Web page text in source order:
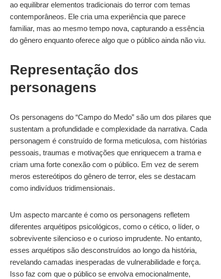
ao equilibrar elementos tradicionais do terror com temas
contemporâneos. Ele cria uma experiência que parece
familiar, mas ao mesmo tempo nova, capturando a essência
do gênero enquanto oferece algo que o público ainda não viu.
Representação dos
personagens
Os personagens do “Campo do Medo” são um dos pilares que
sustentam a profundidade e complexidade da narrativa. Cada
personagem é construído de forma meticulosa, com histórias
pessoais, traumas e motivações que enriquecem a trama e
criam uma forte conexão com o público. Em vez de serem
meros estereótipos do gênero de terror, eles se destacam
como indivíduos tridimensionais.
Um aspecto marcante é como os personagens refletem
diferentes arquétipos psicológicos, como o cético, o líder, o
sobrevivente silencioso e o curioso imprudente. No entanto,
esses arquétipos são desconstruídos ao longo da história,
revelando camadas inesperadas de vulnerabilidade e força.
Isso faz com que o público se envolva emocionalmente,